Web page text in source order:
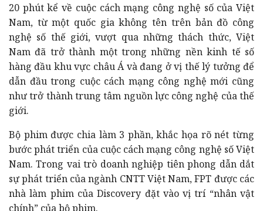
20 phút kể về cuộc cách mạng công nghệ số của Việt
Nam, từ một quốc gia không tên trên bản đồ công
nghệ số thế giới, vượt qua những thách thức, Việt
Nam đã trở thành một trong những nền kinh tế số
hàng đầu khu vực châu Á và đang ở vị thế lý tưởng để
dẫn đầu trong cuộc cách mạng công nghệ mới cũng
như trở thành trung tâm nguồn lực công nghệ của thế
giới.
Bộ phim được chia làm 3 phần, khắc họa rõ nét từng
bước phát triển của cuộc cách mạng công nghệ số Việt
Nam. Trong vai trò doanh nghiệp tiên phong dẫn dắt
sự phát triển của ngành CNTT Việt Nam, FPT được các
nhà làm phim của Discovery đặt vào vị trí “nhân vật
chính” của bộ phim.